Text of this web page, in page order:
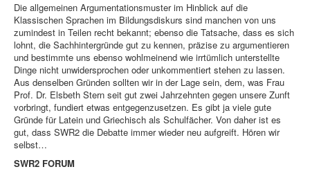
Die allgemeinen Argumentationsmuster im Hinblick auf die
Klassischen Sprachen im Bildungsdiskurs sind manchen von uns
zumindest in Teilen recht bekannt; ebenso die Tatsache, dass es sich
lohnt, die Sachhintergründe gut zu kennen, präzise zu argumentieren
und bestimmte uns ebenso wohlmeinend wie irrtümlich unterstellte
Dinge nicht unwidersprochen oder unkommentiert stehen zu lassen.
Aus denselben Gründen sollten wir in der Lage sein, dem, was Frau
Prof. Dr. Elsbeth Stern seit gut zwei Jahrzehnten gegen unsere Zunft
vorbringt, fundiert etwas entgegenzusetzen. Es gibt ja viele gute
Gründe für Latein und Griechisch als Schulfächer. Von daher ist es
gut, dass SWR2 die Debatte immer wieder neu aufgreift. Hören wir
selbst…
SWR2 FORUM